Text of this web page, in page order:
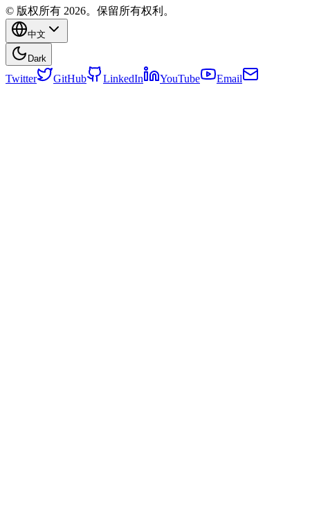
© 版权所有 2026。保留所有权利。
中文
Dark
Twitter GitHub LinkedIn YouTube Email